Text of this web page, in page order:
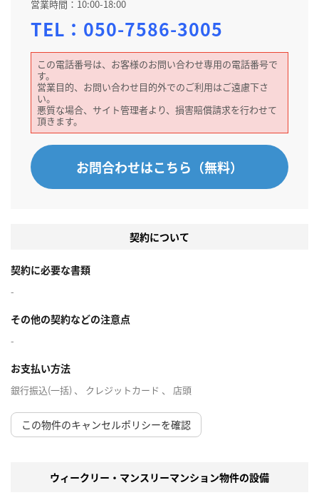
営業時間：10:00-18:00
TEL： 050-7586-3005
この電話番号は、お客様のお問い合わせ専用の電話番号で
す。
営業目的、お問い合わせ目的外でのご利用はご遠慮下さ
い。
悪質な場合、サイト管理者より、損害賠償請求を行わせて
頂きます。
お問合わせはこちら（無料）
契約について
契約に必要な書類
-
その他の契約などの注意点
-
お支払い方法
銀行振込(一括) 、 クレジットカード 、 店頭
この物件のキャンセルポリシーを確認
ウィークリー・マンスリーマンション物件の設備